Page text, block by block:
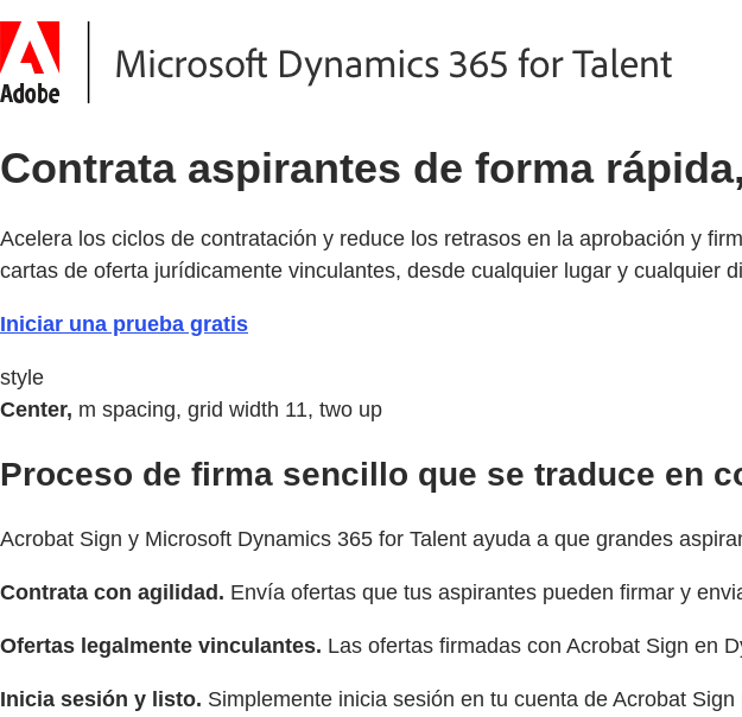
Contrata aspirantes de forma
Acelera los ciclos de contratación y reduce los retrasos en la aprobación y
cartas de oferta jurídicamente vinculantes, desde cualquier lugar y cualquier
Iniciar una prueba gratis
style
Center, m spacing, grid width 11, two up
Proceso de firma sencillo que se traduce en
Acrobat Sign y Microsoft Dynamics 365 for Talent ayuda a que grandes
Contrata con agilidad. Envía ofertas que tus aspirantes pueden firmar y
Ofertas legalmente vinculantes. Las ofertas firmadas con Acrobat Sign en
Inicia sesión y listo. Simplemente inicia sesión en tu cuenta de Acrobat